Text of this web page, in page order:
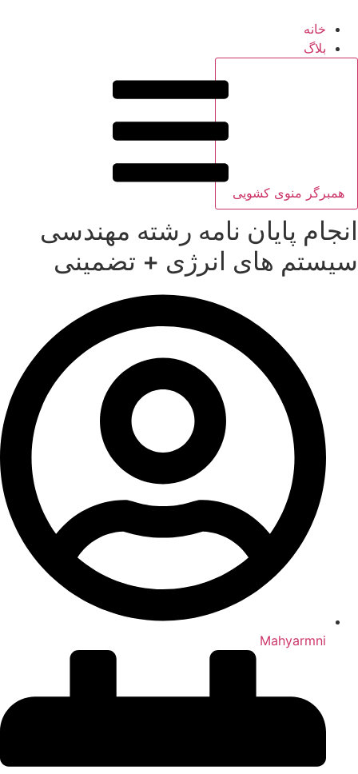
خانه
بلاگ
همبرگر منوی کشویی
انجام پایان نامه رشته مهندسی
سیستم های انرژی + تضمینی
Mahyarmni